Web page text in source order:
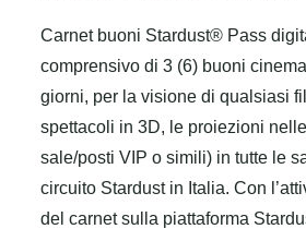
Carnet buoni Stardust® Pass
comprensivo di 3 (6) buoni
giorni, per la visione di qualsiasi
spettacoli in 3D, le proiezioni
sale/posti VIP o simili) in tutte le
circuito Stardust in Italia. Con
del carnet sulla piattaforma